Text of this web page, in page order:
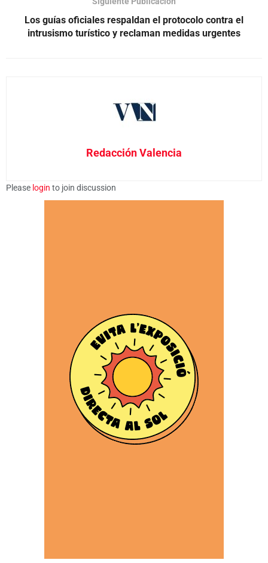
Los guías oficiales respaldan el protocolo contra el
intrusismo turístico y reclaman medidas urgentes
Redacción Valencia
Please login to join discussion